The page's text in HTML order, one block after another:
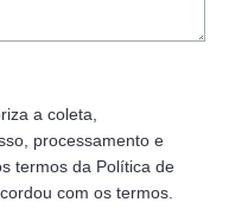
a coleta,
processamento e
termos da Política de
com os termos.